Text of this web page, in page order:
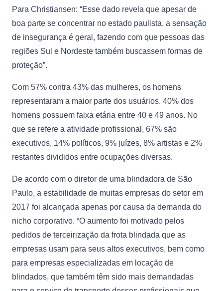
Para Christiansen: “Esse dado revela que apesar de
boa parte se concentrar no estado paulista, a sensação
de insegurança é geral, fazendo com que pessoas das
regiões Sul e Nordeste também buscassem formas de
proteção”.
Com 57% contra 43% das mulheres, os homens
representaram a maior parte dos usuários. 40% dos
homens possuem faixa etária entre 40 e 49 anos. No
que se refere a atividade profissional, 67% são
executivos, 14% políticos, 9% juízes, 8% artistas e 2%
restantes divididos entre ocupações diversas.
De acordo com o diretor de uma blindadora de São
Paulo, a estabilidade de muitas empresas do setor em
2017 foi alcançada apenas por causa da demanda do
nicho corporativo. “O aumento foi motivado pelos
pedidos de terceirização da frota blindada que as
empresas usam para seus altos executivos, bem como
para empresas especializadas em locação de
blindados, que também têm sido mais demandadas